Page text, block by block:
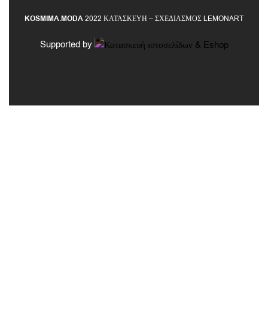
KOSMIMA.MODA2022 ΚΑΤΑΣΚΕΥΗ – ΣΧΕΔΙΑΣΜΟΣ LEMONART
Supported by